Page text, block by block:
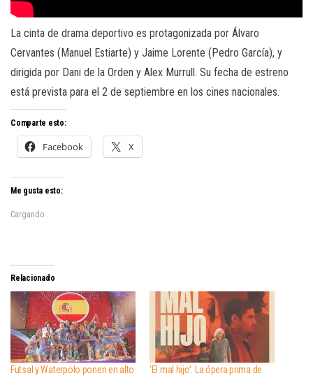
La cinta de drama deportivo es protagonizada por Álvaro
Cervantes (Manuel Estiarte) y Jaime Lorente (Pedro García), y
dirigida por Dani de la Orden y Alex Murrull. Su fecha de estreno
está prevista para el 2 de septiembre en los cines nacionales.
Comparte esto:
Facebook X
Me gusta esto:
Cargando...
Relacionado
Futsal y Waterpolo ponen en alto
‘El mal hijo’: La ópera prima de